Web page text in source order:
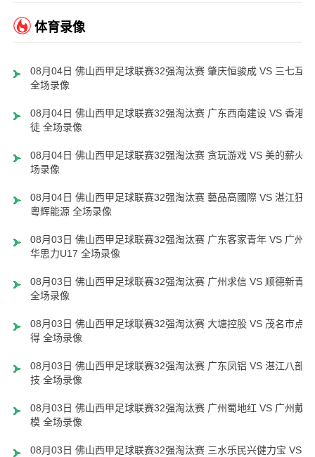
体育录像
08月04日 佛山西甲足球联赛32强淘汰赛 肇庆恒骏成 VS 三七互娱
全场录像
08月04日 佛山西甲足球联赛32强淘汰赛 广东西南建设 VS 香港圣
徒 全场录像
08月04日 佛山西甲足球联赛32强淘汰赛 贪玩游戏 VS 美的薪火
场录像
08月04日 佛山西甲足球联赛32强淘汰赛 藝品高國際 VS 湛江狂狼
粵辉能源 全场录像
08月03日 佛山西甲足球联赛32强淘汰赛 广东客家青年 VS 广州英
华思力U17 全场录像
08月03日 佛山西甲足球联赛32强淘汰赛 广州求信 VS 顺德新青年
全场录像
08月03日 佛山西甲足球联赛32强淘汰赛 大塘控股 VS 茂名市点都
得 全场录像
08月03日 佛山西甲足球联赛32强淘汰赛 广东凤铝 VS 湛江八部科
技 全场录像
08月03日 佛山西甲足球联赛32强淘汰赛 广州蜀地红 VS 广州戴拿
模 全场录像
08月03日 佛山西甲足球联赛32强淘汰赛 三水乐民兴健力宝 VS 中